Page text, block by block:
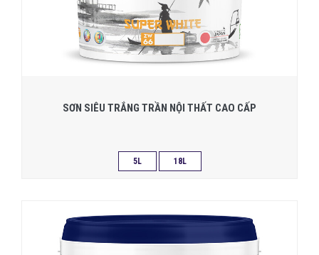
SƠN SIÊU TRẮNG TRẦN NỘI THẤT CAO CẤP
5L 18L